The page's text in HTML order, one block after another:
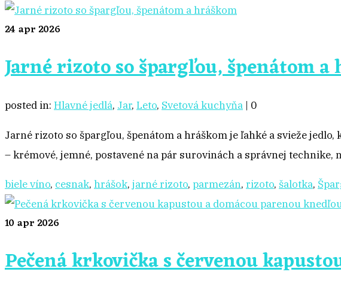
24 apr 2026
Jarné rizoto so špargľou, špenátom a
posted in: Hlavné jedlá, Jar, Leto, Svetová kuchyňa | 0
Jarné rizoto so špargľou, špenátom a hráškom je ľahké a svieže
– krémové, jemné, postavené na pár surovinách a správnej technike,
biele víno, cesnak, hrášok, jarné rizoto, parmezán, rizoto, šalotka,
10 apr 2026
Pečená krkovička s červenou